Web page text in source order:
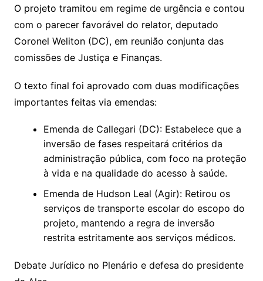
O projeto tramitou em regime de urgência e contou
com o parecer favorável do relator, deputado
Coronel Weliton (DC), em reunião conjunta das
comissões de Justiça e Finanças.
O texto final foi aprovado com duas modificações
importantes feitas via emendas:
Emenda de Callegari (DC): Estabelece que a
inversão de fases respeitará critérios da
administração pública, com foco na proteção
à vida e na qualidade do acesso à saúde.
Emenda de Hudson Leal (Agir): Retirou os
serviços de transporte escolar do escopo do
projeto, mantendo a regra de inversão
restrita estritamente aos serviços médicos.
Debate Jurídico no Plenário e defesa do presidente